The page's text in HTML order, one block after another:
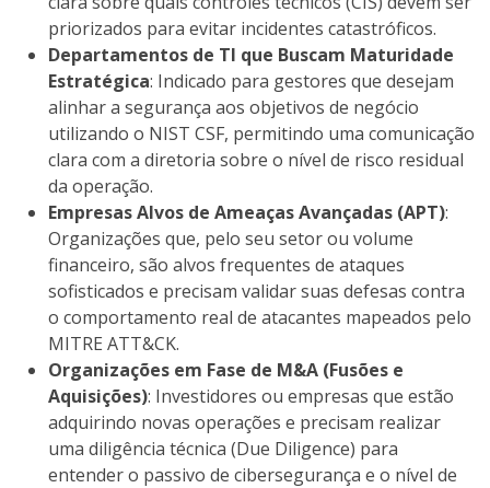
priorizados para evitar incidentes catastróficos.
Departamentos de TI que Buscam Maturidade
Estratégica: Indicado para gestores que desejam
alinhar a segurança aos objetivos de negócio
utilizando o NIST CSF, permitindo uma comunicação
clara com a diretoria sobre o nível de risco residual
da operação.
Empresas Alvos de Ameaças Avançadas (APT):
Organizações que, pelo seu setor ou volume
financeiro, são alvos frequentes de ataques
sofisticados e precisam validar suas defesas contra
o comportamento real de atacantes mapeados pelo
MITRE ATT&CK.
Organizações em Fase de M&A (Fusões e
Aquisições): Investidores ou empresas que estão
adquirindo novas operações e precisam realizar
uma diligência técnica (Due Diligence) para
entender o passivo de cibersegurança e o nível de